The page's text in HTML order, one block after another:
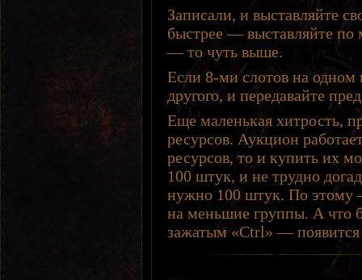
Записали, и выставляйте
быстрее — выставляйте
— то чуть выше.
Если 8-ми слотов на одном
другого, и передавайте
Еще маленькая хитрость,
ресурсов. Аукцион
ресурсов, то и купить их
100 штук, и не трудно
нужно 100 штук. По этому
на меньшие группы. А что
зажатым «Ctrl» — появится